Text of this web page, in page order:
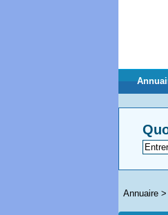
Annuaire >